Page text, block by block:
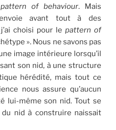
pattern of behaviour. Mais
avant tout à des
choisi pour le pattern of
». Nous ne savons pas
image intérieure lorsqu’il
son nid, à une structure
hérédité, mais tout ce
nous assure qu’aucun
lui-même son nid. Tout se
du nid à construire naissait